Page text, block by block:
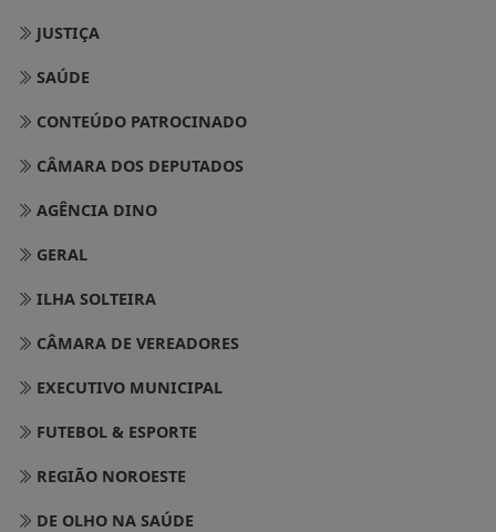
JUSTIÇA
SAÚDE
CONTEÚDO PATROCINADO
CÂMARA DOS DEPUTADOS
AGÊNCIA DINO
GERAL
ILHA SOLTEIRA
CÂMARA DE VEREADORES
EXECUTIVO MUNICIPAL
FUTEBOL & ESPORTE
REGIÃO NOROESTE
DE OLHO NA SAÚDE